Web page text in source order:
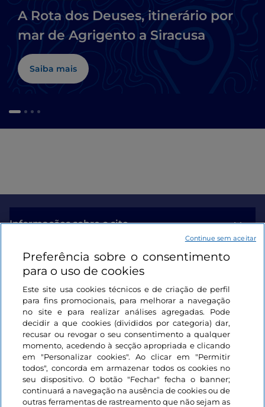
A Rota dos Deuses, itinerário por
mar de Agrigento a Siracusa
Saiba mais
Informações sobre o site
Ligações úteis
Iniciar sessão
Mantenha-se em contacto
Preferência sobre o consentimento
para o uso de cookies
Este site usa cookies técnicos e de criação de perfil
para fins promocionais, para melhorar a navegação
no site e para realizar análises agregadas. Pode
decidir a que cookies (divididos por categoria) dar,
recusar ou revogar o seu consentimento a qualquer
momento, acedendo à secção apropriada e clicando
em "Personalizar cookies". Ao clicar em "Permitir
todos", concorda em armazenar todos os cookies no
seu dispositivo. O botão "Fechar" fecha o banner;
continuará a navegação na ausência de cookies ou de
outras ferramentas de rastreamento que não sejam as
Continue sem aceitar